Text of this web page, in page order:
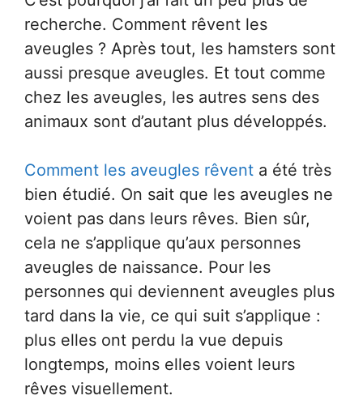
recherche. Comment rêvent les
aveugles ? Après tout, les hamsters sont
aussi presque aveugles. Et tout comme
chez les aveugles, les autres sens des
animaux sont d’autant plus développés.
Comment les aveugles rêvent a été très
bien étudié. On sait que les aveugles ne
voient pas dans leurs rêves. Bien sûr,
cela ne s’applique qu’aux personnes
aveugles de naissance. Pour les
personnes qui deviennent aveugles plus
tard dans la vie, ce qui suit s’applique :
plus elles ont perdu la vue depuis
longtemps, moins elles voient leurs
rêves visuellement.